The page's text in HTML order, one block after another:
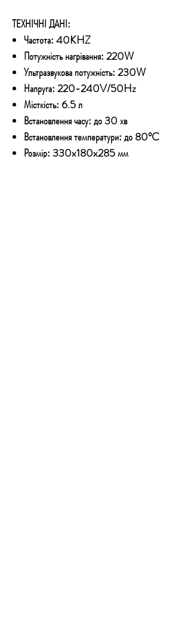
ТЕХНІЧНІ ДАНІ:
Частота: 40KHZ
Потужність нагрівання: 220W
Ультразвукова потужність: 230W
Напруга: 220-240V/50Hz
Місткість: 6.5 л
Встановлення часу: до 30 хв
Встановлення температури: до 80°C
Розмір: 330x180x285 мм